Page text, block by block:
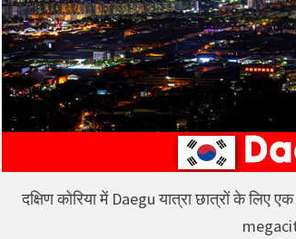
दक्षिण कोरिया में Daegu यात्रा छात्रों के लिए